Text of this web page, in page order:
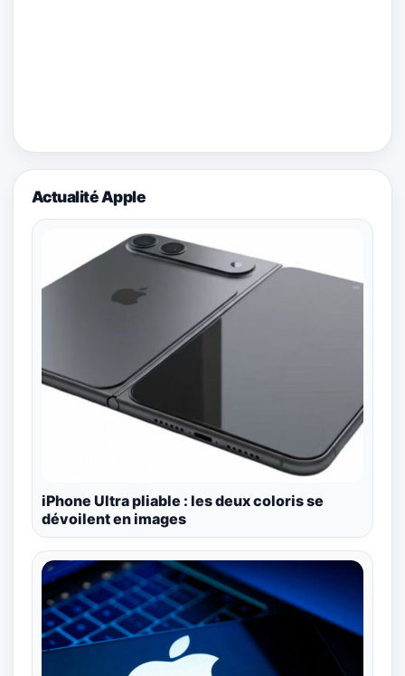
Actualité Apple
iPhone Ultra pliable : les deux coloris se
dévoilent en images